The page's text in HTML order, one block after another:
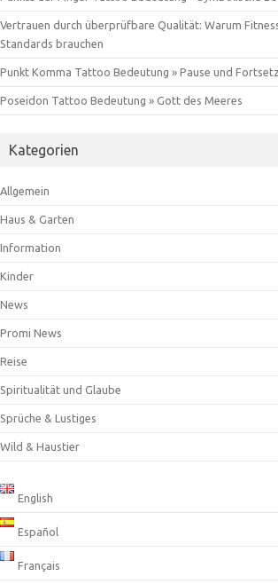
Vertrauen durch überprüfbare Qualität: Warum
Standards brauchen
Punkt Komma Tattoo Bedeutung » Pause und
Poseidon Tattoo Bedeutung » Gott des Meeres
Kategorien
Allgemein
Haus & Garten
Information
Kinder
News
Promi News
Reise
Spiritualität und Glaube
Sprüche & Lustiges
Wild & Haustier
English
Español
Français